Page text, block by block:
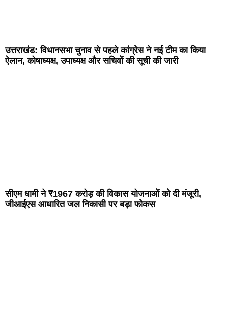
उत्तराखंड: विधानसभा चुनाव से पहले कांग्रेस ने नई टीम का किया
ऐलान, कोषाध्यक्ष, उपाध्यक्ष और सचिवों की सूची की जारी
सीएम धामी ने ₹1967 करोड़ की विकास योजनाओं को दी मंजूरी,
जीआईएस आधारित जल निकासी पर बड़ा फोकस